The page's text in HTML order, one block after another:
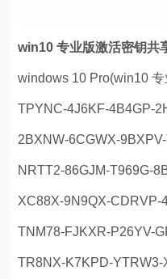
win10 专业版激活密钥共
windows 10 Pro(win10
TPYNC-4J6KF-4B4GP-
2BXNW-6CGWX-
NRTT2-86GJM-T969G-
XC88X-9N9QX-CDRVP-
TNM78-FJKXR-P26YV-
TR8NX-K7KPD-